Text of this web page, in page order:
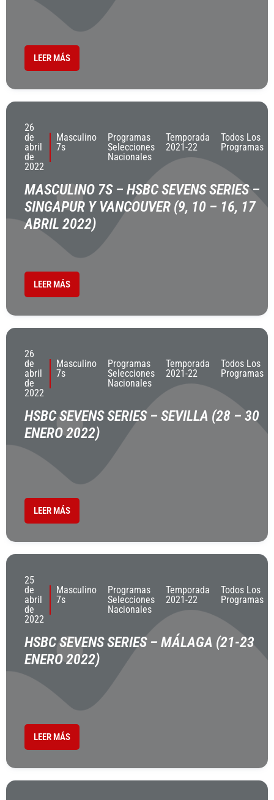
LEER MÁS
26
de
abril
de
2022
Masculino
7s
Programas
Selecciones
Nacionales
Temporada
2021-22
Todos Los
Programas
MASCULINO 7S – HSBC SEVENS SERIES –
SINGAPUR Y VANCOUVER (9, 10 – 16, 17
ABRIL 2022)
LEER MÁS
26
de
abril
de
2022
Masculino
7s
Programas
Selecciones
Nacionales
Temporada
2021-22
Todos Los
Programas
HSBC SEVENS SERIES – SEVILLA (28 – 30
ENERO 2022)
LEER MÁS
25
de
abril
de
2022
Masculino
7s
Programas
Selecciones
Nacionales
Temporada
2021-22
Todos Los
Programas
HSBC SEVENS SERIES – MÁLAGA (21-23
ENERO 2022)
LEER MÁS